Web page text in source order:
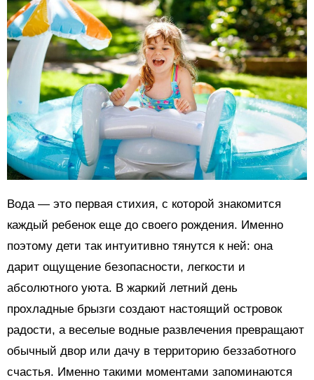
Вода — это первая стихия, с которой знакомится
каждый ребенок еще до своего рождения. Именно
поэтому дети так интуитивно тянутся к ней: она
дарит ощущение безопасности, легкости и
абсолютного уюта. В жаркий летний день
прохладные брызги создают настоящий островок
радости, а веселые водные развлечения превращают
обычный двор или дачу в территорию беззаботного
счастья. Именно такими моментами запоминаются